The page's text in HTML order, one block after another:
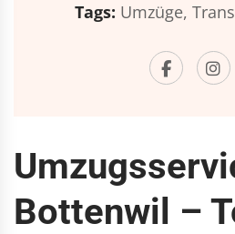
Tags: Umzüge,
Bottenwil –